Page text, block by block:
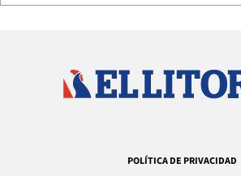
POLÍTICA DE PRIVACIDAD